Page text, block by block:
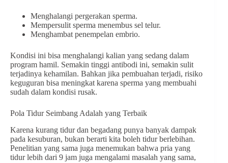
Menghalangi pergerakan sperma.
Mempersulit sperma menembus sel telur.
Menghambat penempelan embrio.
Kondisi ini bisa menghalangi kalian yang sedang dalam
program hamil. Semakin tinggi antibodi ini, semakin sulit
terjadinya kehamilan. Bahkan jika pembuahan terjadi, risiko
keguguran bisa meningkat karena sperma yang membuahi
sudah dalam kondisi rusak.
Pola Tidur Seimbang Adalah yang Terbaik
Karena kurang tidur dan begadang punya banyak dampak
pada kesuburan, bukan berarti kita boleh tidur berlebihan.
Penelitian yang sama juga menemukan bahwa pria yang
tidur lebih dari 9 jam juga mengalami masalah yang sama,